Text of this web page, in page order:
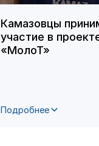
Камазовцы
участие в
«МолоТ»
Подробнее